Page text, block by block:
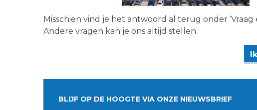
Misschien vind je het antwoord al terug onder ‘Vraag
Andere vragen kan je ons altijd stellen.
BLIJF OP DE HOOGTE VIA ONZE NIEUWSBRIEF